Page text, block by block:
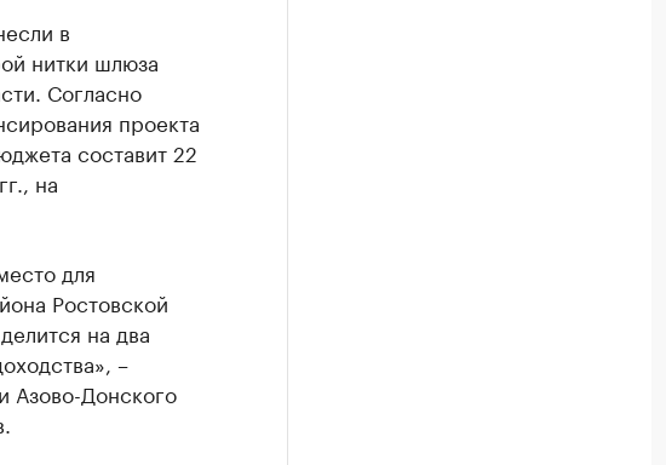
в
нитки шлюза
Согласно
проекта
составит 22
на
для
Ростовской
на два
–
Азово-Донского